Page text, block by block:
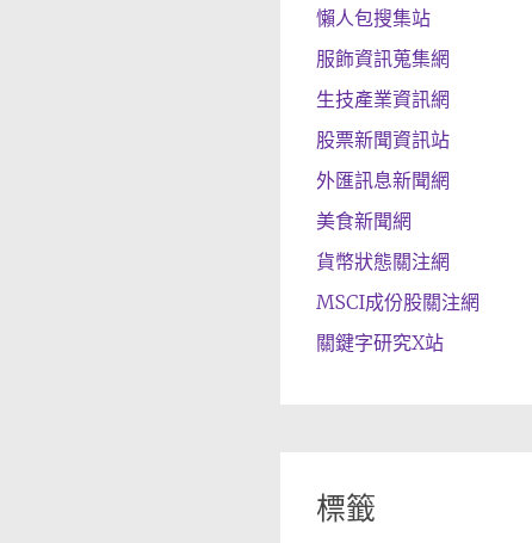
懶人包搜集站
服飾資訊蒐集網
生技產業資訊網
股票新聞資訊站
外匯訊息新聞網
美食新聞網
貨幣狀態關注網
MSCI成份股關注網
關鍵字研究X站
標籤